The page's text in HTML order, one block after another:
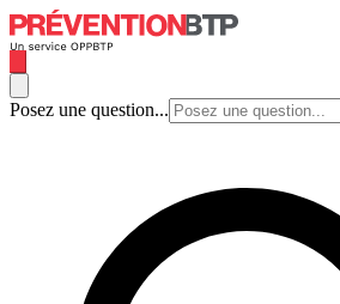
Posez une question...